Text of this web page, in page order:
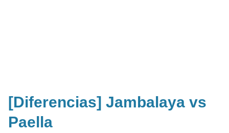
[Diferencias] Jambalaya vs
Paella